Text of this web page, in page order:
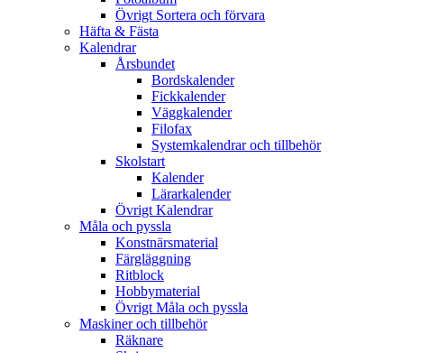
Övrigt Sortera och förvara
Häfta & Fästa
Kalendrar
Årsbundet
Bordskalender
Fickkalender
Väggkalender
Filofax
Systemkalendrar och tillbehör
Skolstart
Kalender
Lärarkalender
Övrigt Kalendrar
Måla och pyssla
Konstnärsmaterial
Färgläggning
Ritblock
Hobbymaterial
Övrigt Måla och pyssla
Maskiner och tillbehör
Räknare